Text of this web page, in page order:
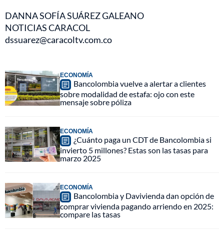
DANNA SOFÍA SUÁREZ GALEANO
NOTICIAS CARACOL
dssuarez@caracoltv.com.co
ECONOMÍA
Bancolombia vuelve a alertar a clientes
sobre modalidad de estafa: ojo con este
mensaje sobre póliza
ECONOMÍA
¿Cuánto paga un CDT de Bancolombia si
invierto 5 millones? Estas son las tasas para
marzo 2025
ECONOMÍA
Bancolombia y Davivienda dan opción de
comprar vivienda pagando arriendo en 2025:
compare las tasas